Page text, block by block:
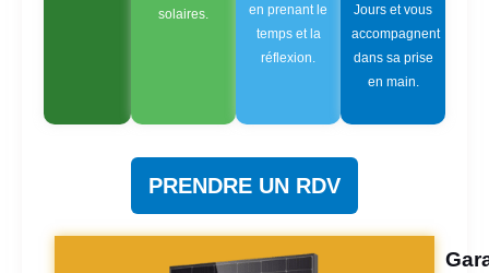
solaires.
en prenant le
temps et la
réflexion.
Jours et vous
accompagnent
dans sa prise
en main.
PRENDRE UN RDV